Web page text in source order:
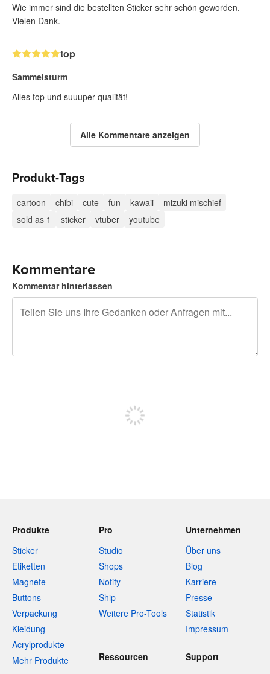
Wie immer sind die bestellten Sticker sehr schön geworden.
Vielen Dank.
top
Sammelsturm
Alles top und suuuper qualität!
Alle Kommentare anzeigen
Produkt-Tags
cartoon chibi cute fun kawaii
mizuki mischief
sold as 1
sticker vtuber youtube
Kommentare
Kommentar hinterlassen
Produkte
Sticker
Etiketten
Magnete
Buttons
Verpackung
Kleidung
Acrylprodukte
Mehr Produkte
Pro
Studio
Shops
Notify
Ship
Weitere Pro-Tools
Unternehmen
Über uns
Blog
Karriere
Presse
Statistik
Impressum
Ressourcen
Support